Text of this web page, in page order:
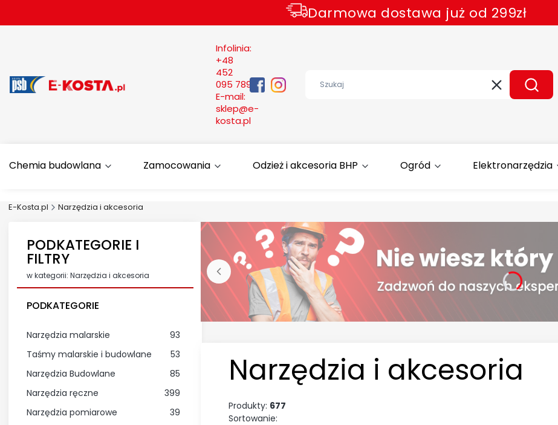
Darmowa dostawa już od 299zł
Infolinia:
+48
452
095 789
E-mail:
sklep@e-
kosta.pl
Wyczyść Szukaj
Chemia budowlana Zamocowania Odzież i akcesoria BHP Ogród Elektronarzędzia
E-Kosta.pl Narzędzia i akcesoria
PODKATEGORIE I
FILTRY
w kategorii: Narzędzia i akcesoria
PODKATEGORIE
Narzędzia malarskie
93
Taśmy malarskie i budowlane
53
Narzędzia Budowlane
85
Narzędzia ręczne
399
Narzędzia pomiarowe
39
Narzędzia i akcesoria
Produkty: 677
Sortowanie: